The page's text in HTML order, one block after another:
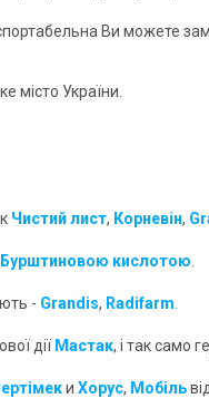
Ви можете
місто України.
Чистий лист, Корневін,
Бурштиновою кислотою
- Grandis, Radifarm
дії Мастак, і так само
и Хорус, Мобіль